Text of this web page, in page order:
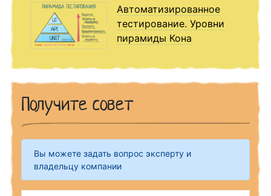
Автоматизированное
тестирование. Уровни
пирамиды Кона
Получите совет
Вы можете задать вопрос эксперту и
владельцу компании